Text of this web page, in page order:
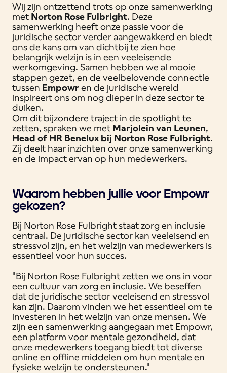
Wij zijn ontzettend trots op onze samenwerking
met Norton Rose Fulbright. Deze
samenwerking heeft onze passie voor de
juridische sector verder aangewakkerd en biedt
ons de kans om van dichtbij te zien hoe
belangrijk welzijn is in een veeleisende
werkomgeving. Samen hebben we al mooie
stappen gezet, en de veelbelovende connectie
tussen Empowren de juridische wereld
inspireert ons om nog dieper in deze sector te
duiken.
Om dit bijzondere traject in de spotlight te
zetten, spraken we met Marjolein van Leunen,
Head of HR Benelux bij Norton Rose Fulbright.
Zij deelt haar inzichten over onze samenwerking
en de impact ervan op hun medewerkers.
Waarom hebben jullie voor Empowr
gekozen?
Bij Norton Rose Fulbright staat zorg en inclusie
centraal. De juridische sector kan veeleisend en
stressvol zijn, en het welzijn van medewerkers is
essentieel voor hun succes.
"Bij Norton Rose Fulbright zetten we ons in voor
een cultuur van zorg en inclusie. We beseffen
dat de juridische sector veeleisend en stressvol
kan zijn. Daarom vinden we het essentieel om te
investeren in het welzijn van onze mensen. We
zijn een samenwerking aangegaan met Empowr,
een platform voor mentale gezondheid, dat
onze medewerkers toegang biedt tot diverse
online en offline middelen om hun mentale en
fysieke welzijn te ondersteunen."